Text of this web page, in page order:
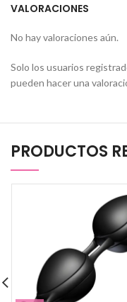
VALORACIONES
No hay valoraciones aún.
Solo los usuarios
pueden hacer una
PRODUCTOS